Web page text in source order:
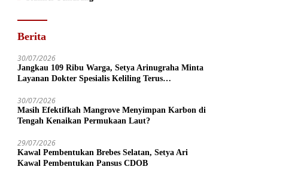
Berita
30/07/2026
Jangkau 109 Ribu Warga, Setya Arinugraha Minta
Layanan Dokter Spesialis Keliling Terus
30/07/2026
Masih Efektifkah Mangrove Menyimpan Karbon di
Tengah Kenaikan Permukaan Laut?
29/07/2026
Kawal Pembentukan Brebes Selatan, Setya Ari
Kawal Pembentukan Pansus CDOB